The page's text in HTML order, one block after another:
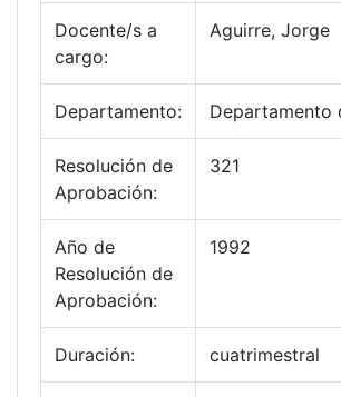
Docente/s a
cargo:
Aguirre, Jorge
Departamento: Departamento
Resolución de
Aprobación:
321
Año de
Resolución de
Aprobación:
1992
Duración: cuatrimestral